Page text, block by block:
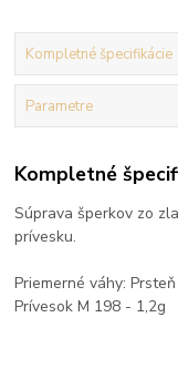
Kompletné špecifikácie
Parametre
Kompletné
Súprava šperkov zo
prívesku.
Priemerné váhy:
Prívesok M 198 - 1,2g